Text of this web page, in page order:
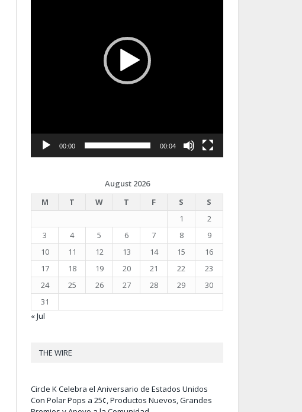
00:00 00:04
August 2026
M
T W T F S
S
1
2
3
4 5 6 7 8
9
10
11 12 13 14 15
16
17
18 19 20 21 22
23
24
25 26 27 28 29
30
31
« Jul
THE WIRE
Circle K Celebra el Aniversario de Estados Unidos
Con Polar Pops a 25¢, Productos Nuevos, Grandes